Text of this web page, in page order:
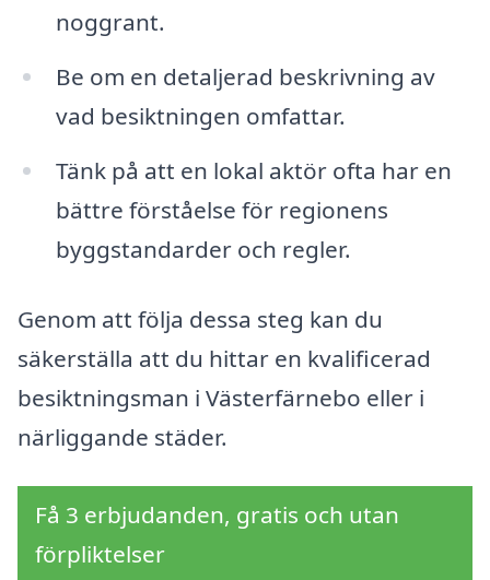
noggrant.
Be om en detaljerad beskrivning av
vad besiktningen omfattar.
Tänk på att en lokal aktör ofta har en
bättre förståelse för regionens
byggstandarder och regler.
Genom att följa dessa steg kan du
säkerställa att du hittar en kvalificerad
besiktningsman i Västerfärnebo eller i
närliggande städer.
Få 3 erbjudanden, gratis och utan
förpliktelser